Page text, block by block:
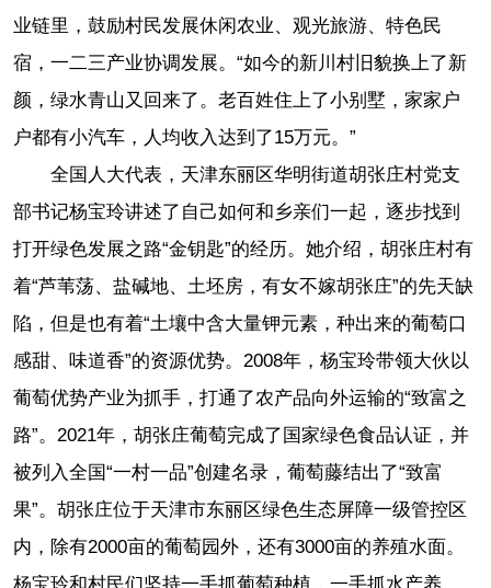
业链里，鼓励村民发展休闲农业、观光旅游、特色民
宿，一二三产业协调发展。“如今的新川村旧貌换上了新
颜，绿水青山又回来了。老百姓住上了小别墅，家家户
户都有小汽车，人均收入达到了15万元。”
全国人大代表，天津东丽区华明街道胡张庄村党支
部书记杨宝玲讲述了自己如何和乡亲们一起，逐步找到
打开绿色发展之路“金钥匙”的经历。她介绍，胡张庄村有
着“芦苇荡、盐碱地、土坯房，有女不嫁胡张庄”的先天缺
陷，但是也有着“土壤中含大量钾元素，种出来的葡萄口
感甜、味道香”的资源优势。2008年，杨宝玲带领大伙以
葡萄优势产业为抓手，打通了农产品向外运输的“致富之
路”。2021年，胡张庄葡萄完成了国家绿色食品认证，并
被列入全国“一村一品”创建名录，葡萄藤结出了“致富
果”。胡张庄位于天津市东丽区绿色生态屏障一级管控区
内，除有2000亩的葡萄园外，还有3000亩的养殖水面。
杨宝玲和村民们坚持一手抓葡萄种植，一手抓水产养